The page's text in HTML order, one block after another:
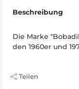
Beschreibung
Die Marke
den 1960er und
Teilen